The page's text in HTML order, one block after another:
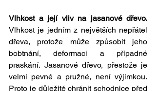
Vlhkost je jedním z největších nepřátel
dřeva, protože může způsobit jeho
bobtnání, deformaci a případné
praskání. Jasanové dřevo, přestože je
velmi pevné a pružné, není výjimkou.
Proto je důležité chránit schodnice před